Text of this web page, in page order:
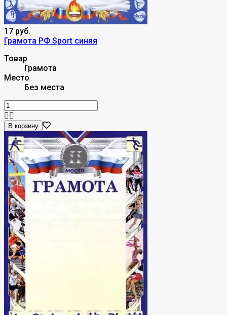
17 руб.
Грамота РФ Sport синяя
Товар
Грамота
Место
Без места
В корзину